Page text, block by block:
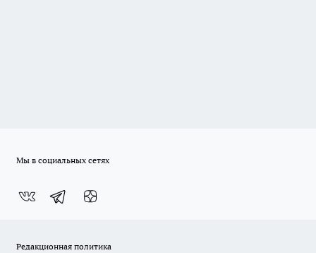
Мы в социальных сетях
Редакционная политика